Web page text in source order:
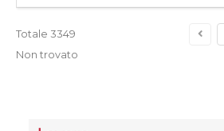
Totale 3349
Non trovato